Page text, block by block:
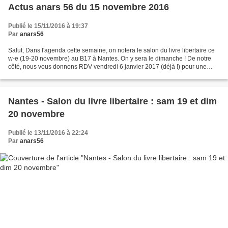
Actus anars 56 du 15 novembre 2016
Publié le 15/11/2016 à 19:37
Par anars56
Salut, Dans l'agenda cette semaine, on notera le salon du livre libertaire ce
w-e (19-20 novembre) au B17 à Nantes. On y sera le dimanche ! De notre
côté, nous vous donnons RDV vendredi 6 janvier 2017 (déjà !) pour une
Nantes - Salon du livre libertaire : sam 19 et dim
20 novembre
Publié le 13/11/2016 à 22:24
Par anars56